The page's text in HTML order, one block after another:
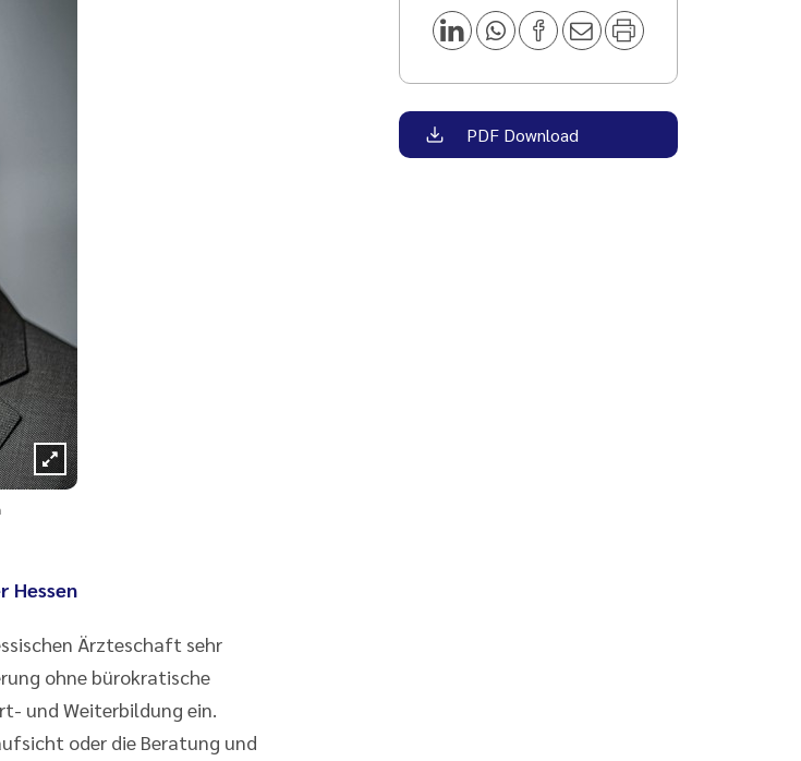
Hessen
Ärzteschaft sehr
ohne bürokratische
und Weiterbildung ein.
oder die Beratung und
PDF Download